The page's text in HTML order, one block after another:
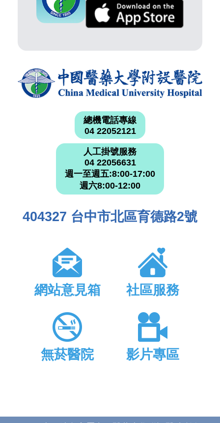
總機電話專線
04 22052121
人工掛號服務
04 22056631
週一至週五:8:00-17:00
週六8:00-12:00
404327 台中市北區育德路2號
網站意見箱 社區服務
無菸醫院 影片專區